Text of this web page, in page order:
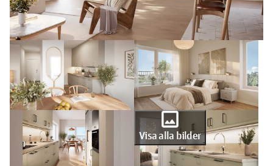
photo
Visa alla bilder